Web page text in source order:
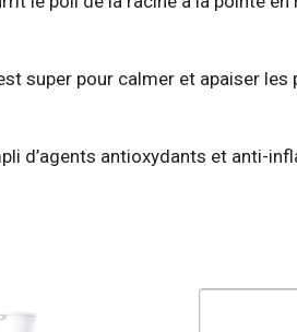
super pour calmer et apaiser les
d’agents antioxydants et anti-